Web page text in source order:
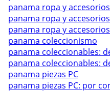
panama ropa y accesorios
panama ropa y
panama ropa y
panama coleccionismo
panama coleccionables:
panama coleccionables:
panama piezas PC
panama piezas PC: por